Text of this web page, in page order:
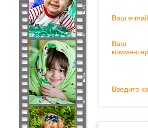
Ваш e-
Ваш
Введите